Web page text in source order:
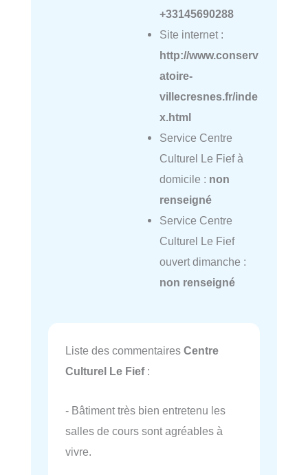
+33145690288
Site internet :
http://www.conserv
atoire-
villecresnes.fr/inde
x.html
Service Centre
Culturel Le Fief à
domicile : non
renseigné
Service Centre
Culturel Le Fief
ouvert dimanche :
non renseigné
Liste des commentaires Centre
Culturel Le Fief:
- Bâtiment très bien entretenu les
salles de cours sont agréables à
vivre.